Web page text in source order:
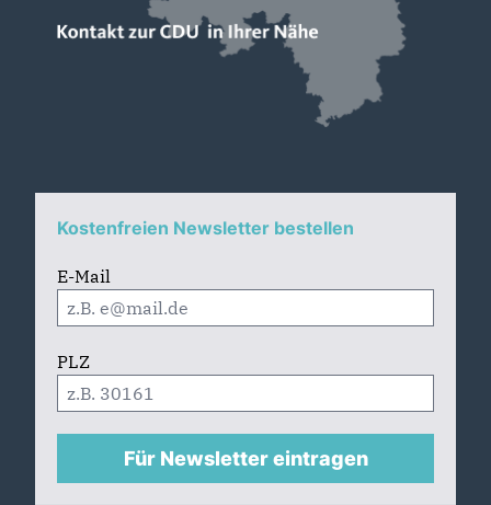
Kostenfreien Newsletter bestellen
E-Mail
PLZ
Für Newsletter eintragen